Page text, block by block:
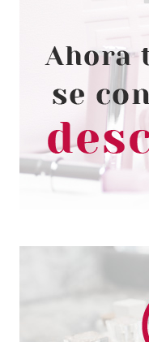
Pvr
-